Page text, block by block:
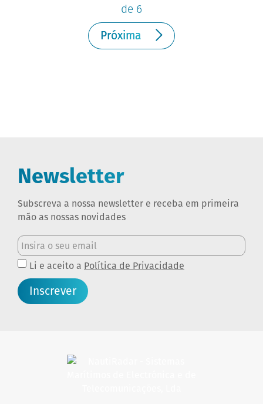
de 6
Próxima
Newsletter
Subscreva a nossa newsletter e receba em primeira
mão as nossas novidades
Li e aceito a Política de Privacidade
Inscrever